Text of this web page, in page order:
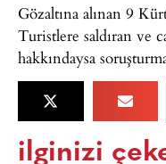
Gözaltına alınan 9
Turistlere saldıran ve
hakkındaysa
ilginizi